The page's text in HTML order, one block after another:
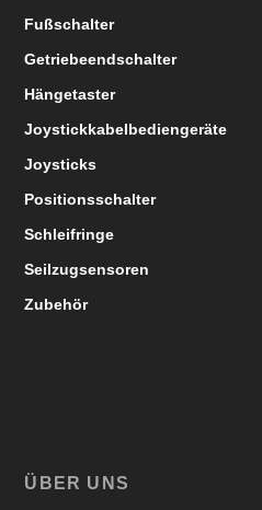
Fußschalter
Getriebeendschalter
Hängetaster
Joystickkabelbediengeräte
Joysticks
Positionsschalter
Schleifringe
Seilzugsensoren
Zubehör
ÜBER UNS